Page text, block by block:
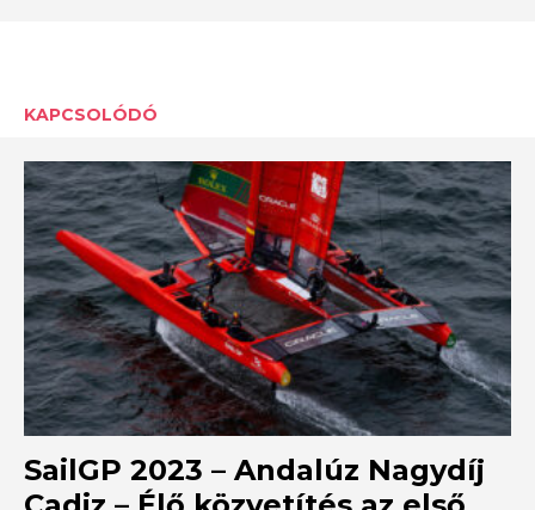
KAPCSOLÓDÓ
SailGP 2023 – Andalúz Nagydíj